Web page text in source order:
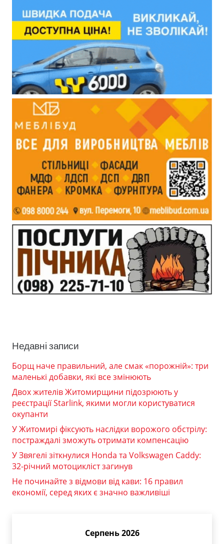
Недавні записи
Борщ наче правильний, але смак «порожній»: три
маленькі добавки, які все змінюють
Двох жителів Житомирщини підозрюють у
реєстрації Starlink, якими могли користуватися
окупанти
У Житомирі фіксують наслідки ворожого обстрілу:
постраждалі зможуть отримати компенсацію
У Звягелі зіткнулися Honda та Volkswagen Caddy:
32-річний мотоцикліст загинув
Не починайте з відмови від кави: 16 правил
економії, серед яких є значно важливіші
Серпень 2026